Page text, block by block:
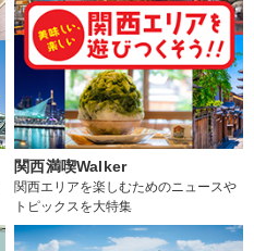
関西満喫Walker
関西エリアを楽しむためのニュースや
トピックスを大特集